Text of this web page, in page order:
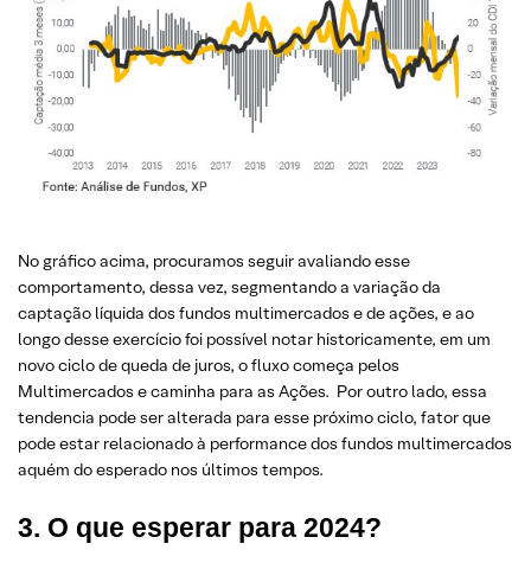
No gráfico acima, procuramos seguir avaliando esse
comportamento, dessa vez, segmentando a variação da
captação líquida dos fundos multimercados e de ações, e ao
longo desse exercício foi possível notar historicamente, em um
novo ciclo de queda de juros, o fluxo começa pelos
Multimercados e caminha para as Ações. Por outro lado, essa
tendencia pode ser alterada para esse próximo ciclo, fator que
pode estar relacionado à performance dos fundos multimercados
aquém do esperado nos últimos tempos.
3. O que esperar para 2024?